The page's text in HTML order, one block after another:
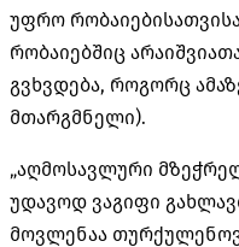
უფრო
რობაიებშიც
გვხვდება, როგორც
მთარგმნელი).
„აღმოსავლური
უდავოდ ვაგიფი
მოვლენაა